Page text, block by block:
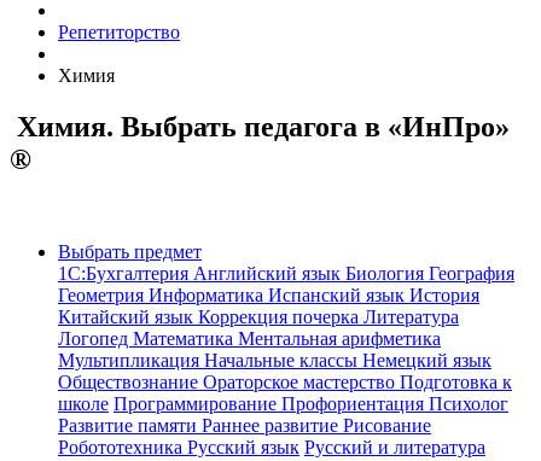
Репетиторство
Химия
Химия. Выбрать педагога в «ИнПро»
®
Выбрать предмет
1С:Бухгалтерия Английский язык Биология География
Геометрия Информатика Испанский язык История
Китайский язык Коррекция почерка Литература
Логопед Математика Ментальная арифметика
Мультипликация Начальные классы Немецкий язык
Обществознание Ораторское мастерство Подготовка к
школе Программирование Профориентация Психолог
Развитие памяти Раннее развитие Рисование
Робототехника Русский язык Русский и литература